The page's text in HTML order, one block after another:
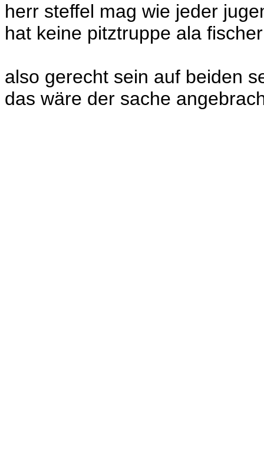
herr steffel mag wie jeder
hat keine pitztruppe ala
also gerecht sein auf beiden
das wäre der sache